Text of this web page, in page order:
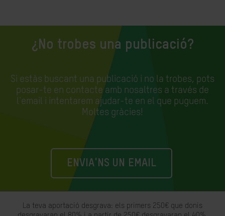
¿No trobes una publicació?
Si estàs buscant una publicació i no la trobes, pots
posar-te en contacte amb nosaltres a través de
l'email i intentarem ajudar-te en el que puguem.
Moltes gràcies!
ENVIA'NS UN EMAIL
La teva aportació desgrava: els primers 250€ que donis